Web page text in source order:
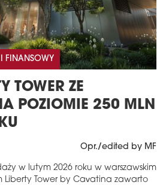
I FINANSOWY
TOWER ZE
POZIOMIE 250 MLN
Opr./edited by MF
w lutym 2026 roku w warszawskim
Liberty Tower by Cavatina zawarto